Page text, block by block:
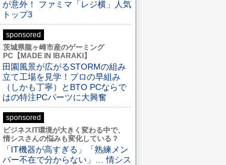
が意外！ ファミマ「レジ横」人気
トップ3
sponsored
茨城県龍ヶ崎市産のゲーミング
PC【MADE IN IBARAKI】
田園風景が広がるSTORMの組み
立て工場を見学！プロの早組み
（しかも丁寧）とBTO PCならで
はの特注PCパーツに大興奮
sponsored
ビジネスIT環境が大きく変わる中で、
情シスさんの悩みも変化している？
「IT機器が高すぎる」「熟練メン
バー不在で分からない」… 情シス